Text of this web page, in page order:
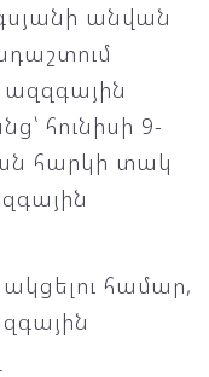
անվան
հունիսի 9-
հարկի տակ
համար,